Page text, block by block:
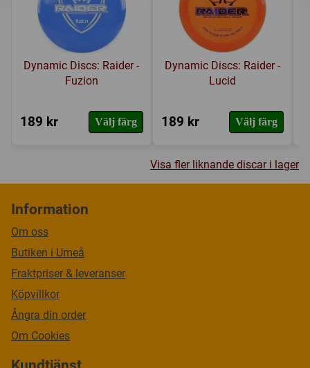
Dynamic Discs: Raider -
Fuzion
189 kr Välj färg
Dynamic Discs: Raider -
Lucid
189 kr Välj färg
Visa fler liknande discar i lager
Information
Om oss
Butiken i Umeå
Fraktpriser & leveranser
Köpvillkor
Ångra din order
Om Cookies